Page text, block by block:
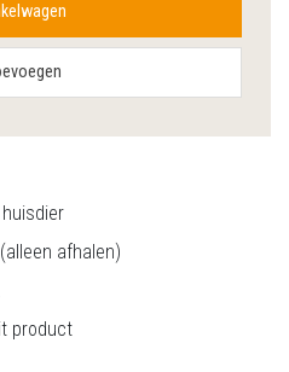
afhalen)
product